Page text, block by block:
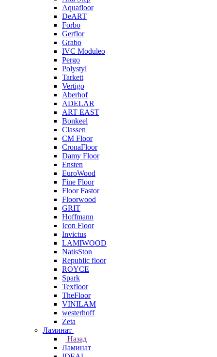
Aquafloor
DeART
Forbo
Gerflor
Grabo
IVC Moduleo
Pergo
Polystyl
Tarkett
Vertigo
Aberhof
ADELAR
ART EAST
Bonkeel
Classen
CM Floor
CronaFloor
Damy Floor
Ensten
EuroWood
Fine Floor
Floor Fastor
Floorwood
GRIT
Hoffmann
Icon Floor
Invictus
LAMIWOOD
NatisSton
Republic floor
ROYCE
Spark
Texfloor
TheFloor
VINILAM
westerhoff
Zeta
Ламинат
Назад
Ламинат